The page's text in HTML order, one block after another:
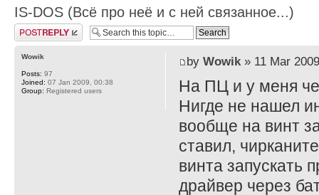
IS-DOS (Всё про неё и с ней связанное...)
Post a reply
by Wowik» 11 Mar
На ПЦ и у меня
Нигде не нашел
вообще на винт
ставил,
винта запускать
драйвер через
Wowik
Posts: 97
Joined: 07 Jan 2009, 00:38
Group: Registered users